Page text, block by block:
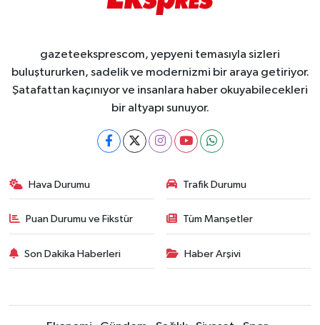
gazeteeksprescom, yepyeni temasıyla sizleri
buluştururken, sadelik ve modernizmi bir araya getiriyor.
Şatafattan kaçınıyor ve insanlara haber okuyabilecekleri
bir altyapı sunuyor.
Hava Durumu Trafik Durumu
Puan Durumu ve Fikstür Tüm Manşetler
Son Dakika Haberleri Haber Arşivi